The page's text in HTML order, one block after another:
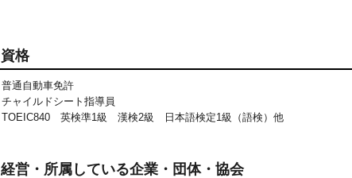
資格
普通自動車免許
チャイルドシート指導員
TOEIC840　英検準1級　漢検2級　日本語検定1級（語検）他
経営・所属している企業・団体・協会